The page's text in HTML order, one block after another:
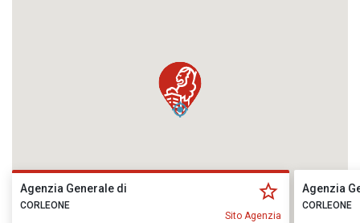
Agenzia Generale di
CORLEONE
Sito Agenzia
Agenzia
CORLEONE